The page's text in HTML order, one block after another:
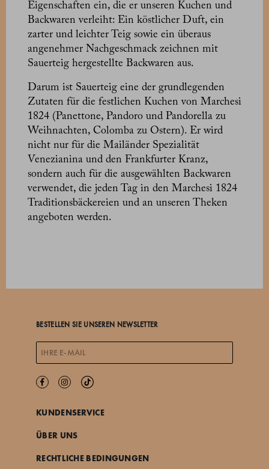
Eigenschaften ein, die er unseren Kuchen und
Backwaren verleiht: Ein köstlicher Duft, ein
zarter und leichter Teig sowie ein überaus
angenehmer Nachgeschmack zeichnen mit
Sauerteig hergestellte Backwaren aus.
Darum ist Sauerteig eine der grundlegenden
Zutaten für die festlichen Kuchen von Marchesi
1824 (Panettone, Pandoro und Pandorella zu
Weihnachten, Colomba zu Ostern). Er wird
nicht nur für die Mailänder Spezialität
Venezianina und den Frankfurter Kranz,
sondern auch für die ausgewählten Backwaren
verwendet, die jeden Tag in den Marchesi 1824
Traditionsbäckereien und an unseren Theken
angeboten werden.
BESTELLEN SIE UNSEREN NEWSLETTER
KUNDENSERVICE
ÜBER UNS
RECHTLICHE BEDINGUNGEN